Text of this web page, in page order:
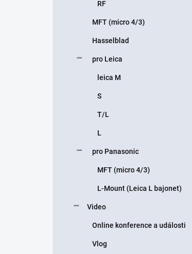
RF
MFT (micro 4/3)
Hasselblad
pro Leica
leica M
S
T/L
L
pro Panasonic
MFT (micro 4/3)
L-Mount (Leica L bajonet)
Video
Online konference a události
Vlog